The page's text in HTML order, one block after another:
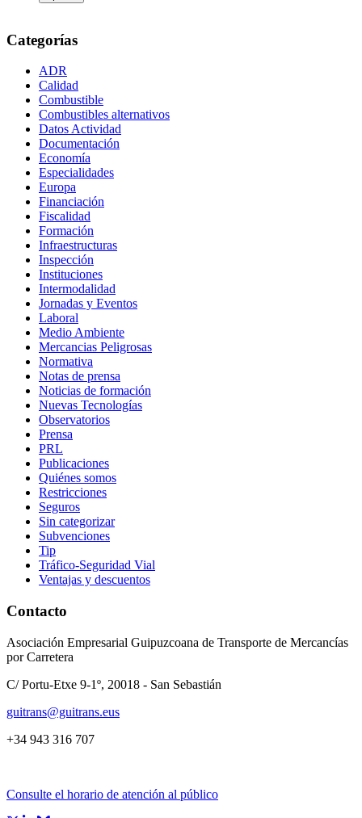
Categorías
ADR
Calidad
Combustible
Combustibles alternativos
Datos Actividad
Documentación
Economía
Especialidades
Europa
Financiación
Fiscalidad
Formación
Infraestructuras
Inspección
Instituciones
Intermodalidad
Jornadas y Eventos
Laboral
Medio Ambiente
Mercancias Peligrosas
Normativa
Notas de prensa
Noticias de formación
Nuevas Tecnologías
Observatorios
Prensa
PRL
Publicaciones
Quiénes somos
Restricciones
Seguros
Sin categorizar
Subvenciones
Tip
Tráfico-Seguridad Vial
Ventajas y descuentos
Contacto
Asociación Empresarial Guipuzcoana de Transporte de Mercancías
por Carretera
C/ Portu-Etxe 9-1º, 20018 - San Sebastián
guitrans@guitrans.eus
+34 943 316 707
Consulte el horario de atención al público